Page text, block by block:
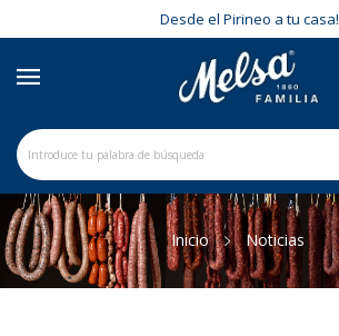
Desde el Pirineo a tu casa!
Inicio Noticias